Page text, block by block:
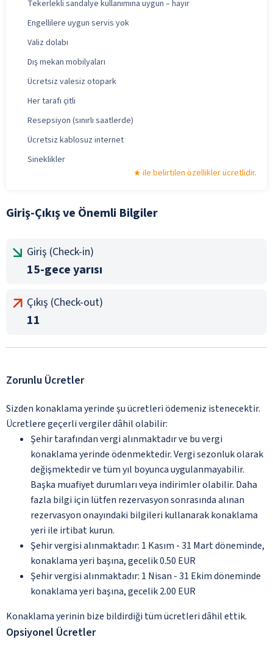
Tekerlekli sandalye kullanımına uygun – hayır
Engellilere uygun servis yok
Valiz dolabı
Dış mekan mobilyaları
Ücretsiz valesiz otopark
Her tarafı çitli
Resepsiyon (sınırlı saatlerde)
Ücretsiz kablosuz internet
Sineklikler
ile belirtilen özellikler ücretlidir.
Giriş-Çıkış ve Önemli Bilgiler
Giriş (Check-in)
15-gece yarısı
Çıkış (Check-out)
11
Zorunlu Ücretler
Sizden konaklama yerinde şu ücretleri ödemeniz istenecektir.
Ücretlere geçerli vergiler dâhil olabilir:
Şehir tarafından vergi alınmaktadır ve bu vergi
konaklama yerinde ödenmektedir. Vergi sezonluk olarak
değişmektedir ve tüm yıl boyunca uygulanmayabilir.
Başka muafiyet durumları veya indirimler olabilir. Daha
fazla bilgi için lütfen rezervasyon sonrasında alınan
rezervasyon onayındaki bilgileri kullanarak konaklama
yeri ile irtibat kurun.
Şehir vergisi alınmaktadır: 1 Kasım - 31 Mart döneminde,
konaklama yeri başına, gecelik 0.50 EUR
Şehir vergisi alınmaktadır: 1 Nisan - 31 Ekim döneminde
konaklama yeri başına, gecelik 2.00 EUR
Konaklama yerinin bize bildirdiği tüm ücretleri dâhil ettik.
Opsiyonel Ücretler